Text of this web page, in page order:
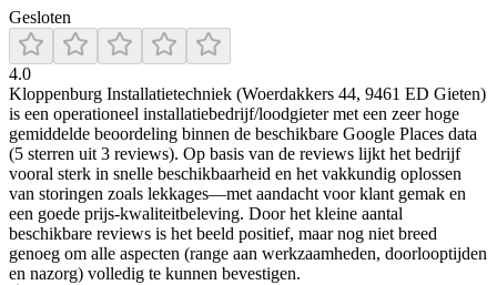
Gesloten
4.0
Kloppenburg Installatietechniek (Woerdakkers 44, 9461 ED Gieten)
is een operationeel installatiebedrijf/loodgieter met een zeer hoge
gemiddelde beoordeling binnen de beschikbare Google Places data
(5 sterren uit 3 reviews). Op basis van de reviews lijkt het bedrijf
vooral sterk in snelle beschikbaarheid en het vakkundig oplossen
van storingen zoals lekkages—met aandacht voor klant gemak en
een goede prijs-kwaliteitbeleving. Door het kleine aantal
beschikbare reviews is het beeld positief, maar nog niet breed
genoeg om alle aspecten (range aan werkzaamheden, doorlooptijden
en nazorg) volledig te kunnen bevestigen.